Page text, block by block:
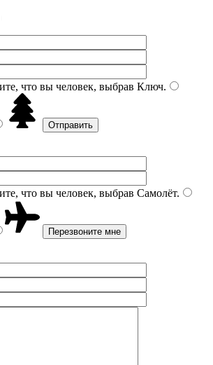
что вы человек, выбрав Ключ.
что вы человек, выбрав Самолёт.